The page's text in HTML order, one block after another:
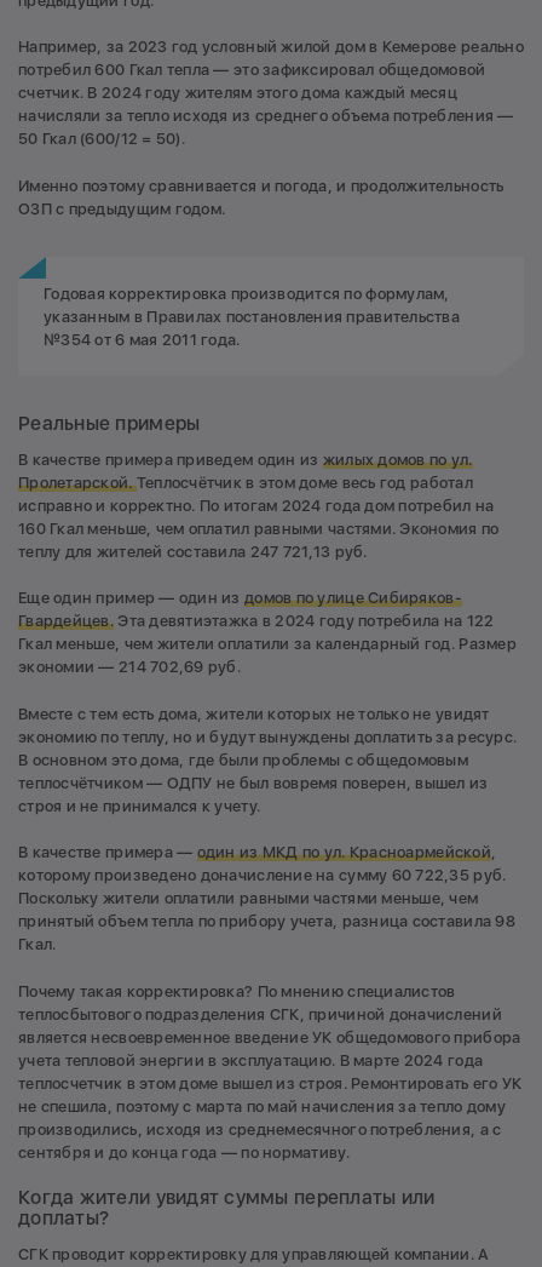
Например, за 2023 год условный жилой дом в Кемерове реально
потребил 600 Гкал тепла — это зафиксировал общедомовой
счетчик. В 2024 году жителям этого дома каждый месяц
начисляли за тепло исходя из среднего объема потребления —
50 Гкал (600/12 = 50).
Именно поэтому сравнивается и погода, и продолжительность
ОЗП с предыдущим годом.
Годовая корректировка производится по формулам,
указанным в Правилах постановления правительства
№354 от 6 мая 2011 года.
Реальные примеры
В качестве примера приведем один из жилых домов по ул.
Пролетарской.Теплосчётчик в этом доме весь год работал
исправно и корректно. По итогам 2024 года дом потребил на
160 Гкал меньше, чем оплатил равными частями. Экономия по
теплу для жителей составила 247 721,13 руб.
Еще один пример — один издомов по улице Сибиряков-
Гвардейцев.Эта девятиэтажка в 2024 году потребила на 122
Гкал меньше, чем жители оплатили за календарный год. Размер
экономии — 214 702,69 руб.
Вместе с тем есть дома, жители которых не только не увидят
экономию по теплу, но и будут вынуждены доплатить за ресурс.
В основном это дома, где были проблемы с общедомовым
теплосчётчиком — ОДПУ не был вовремя поверен, вышел из
строя и не принимался к учету.
В качестве примера — один из МКД по ул. Красноармейской,
которому произведено доначисление на сумму 60 722,35 руб.
Поскольку жители оплатили равными частями меньше, чем
принятый объем тепла по прибору учета, разница составила 98
Гкал.
Почему такая корректировка? По мнению специалистов
теплосбытового подразделения СГК, причиной доначислений
является несвоевременное введение УК общедомового прибора
учета тепловой энергии в эксплуатацию. В марте 2024 года
теплосчетчик в этом доме вышел из строя. Ремонтировать его УК
не спешила, поэтому с марта по май начисления за тепло дому
производились, исходя из среднемесячного потребления, а с
сентября и до конца года — по нормативу.
Когда жители увидят суммы переплаты или
доплаты?
СГК проводит корректировку для управляющей компании. А